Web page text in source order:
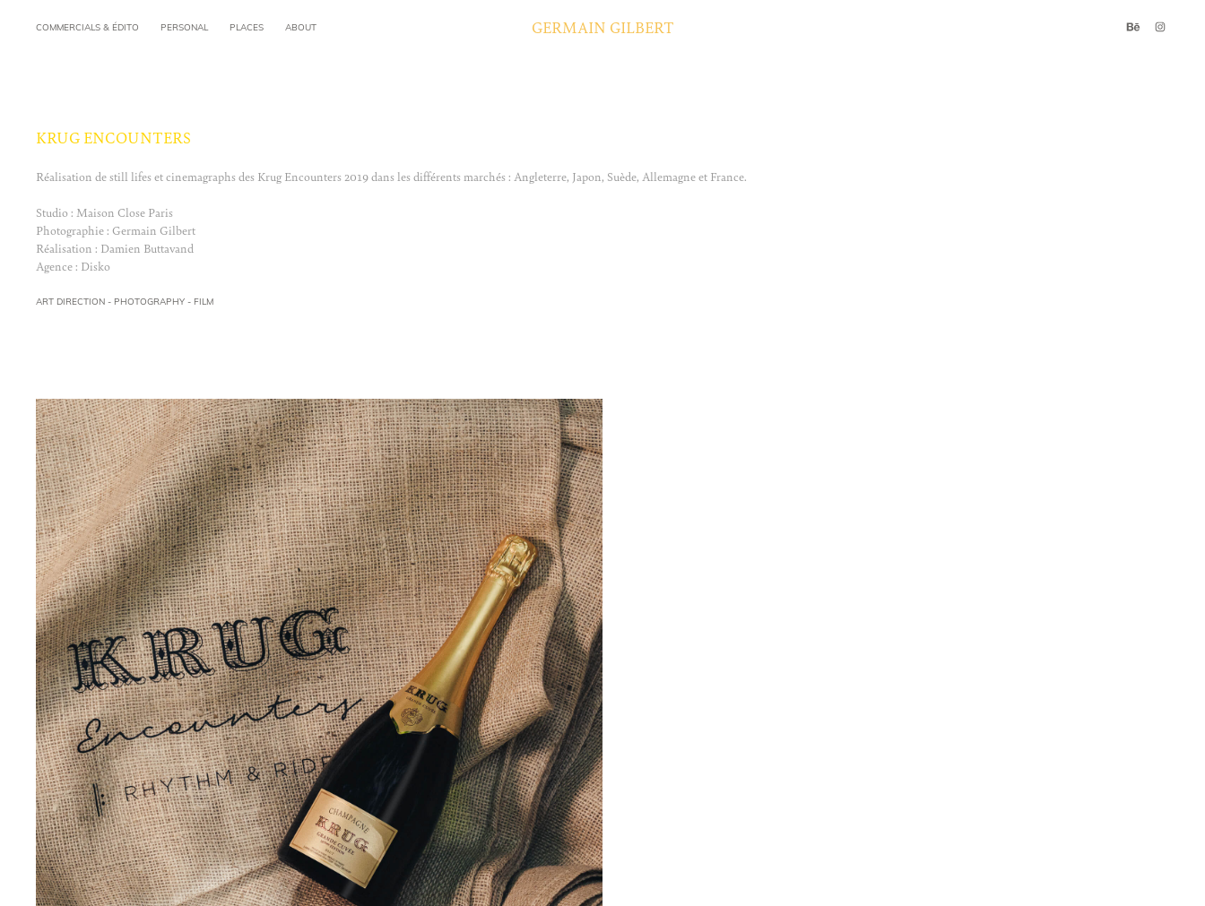
COMMERCIALS & ÉDITO PERSONAL PLACES ABOUT GERMAIN GILBERT
KRUG ENCOUNTERS
Réalisation de still lifes et cinemagraphs des Krug Encounters 2019 dans les différents marchés : Angleterre, Japon, Suède, Allemagne et France.
Studio : Maison Close Paris
Photographie : Germain Gilbert
Réalisation : Damien Buttavand
Agence : Disko
ART DIRECTION - PHOTOGRAPHY - FILM